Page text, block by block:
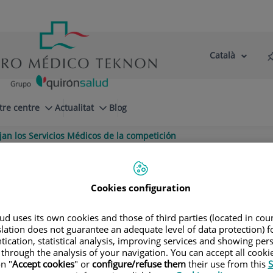
Selector
Llenguatge
Català
centre Actualitat Blog
los Servicios Médicos de la competición
los Servicios Médicos de la
Cookies configuration
uses its own cookies and those of third parties (located in
does not guarantee an adequate level of data protection)
statistical analysis, improving services and showing
the analysis of your navigation. You can accept all
"Accept cookies" or configure/refuse themtheir use from this